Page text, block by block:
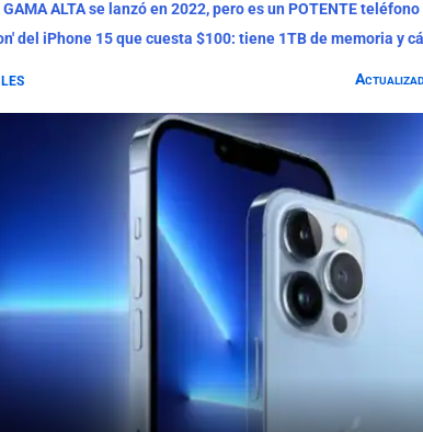
del iPhone 15 que cuesta $100: tiene 1TB de memoria y